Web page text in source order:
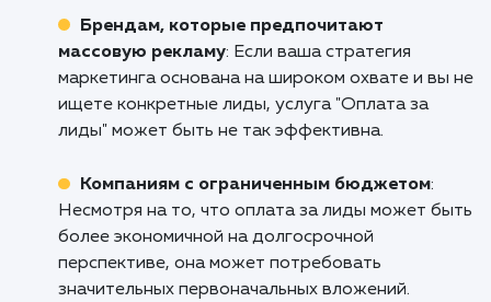
оплата за лиды может быть отличным
повысить эффективность ваших
усилий, увеличив при этом конверсию.
Компаниям, стремящимся
за лиды" позволяет вам платить только за
реальные контакты потенциальных
что делает маркетинг более целевым и
экономичным.